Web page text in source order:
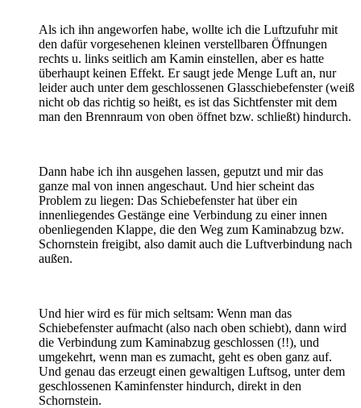
Als ich ihn angeworfen habe, wollte ich die Luftzufuhr mit
den dafür vorgesehenen kleinen verstellbaren Öffnungen
rechts u. links seitlich am Kamin einstellen, aber es hatte
überhaupt keinen Effekt. Er saugt jede Menge Luft an, nur
leider auch unter dem geschlossenen Glasschiebefenster (weiß
nicht ob das richtig so heißt, es ist das Sichtfenster mit dem
man den Brennraum von oben öffnet bzw. schließt) hindurch.
Dann habe ich ihn ausgehen lassen, geputzt und mir das
ganze mal von innen angeschaut. Und hier scheint das
Problem zu liegen: Das Schiebefenster hat über ein
innenliegendes Gestänge eine Verbindung zu einer innen
obenliegenden Klappe, die den Weg zum Kaminabzug bzw.
Schornstein freigibt, also damit auch die Luftverbindung nach
außen.
Und hier wird es für mich seltsam: Wenn man das
Schiebefenster aufmacht (also nach oben schiebt), dann wird
die Verbindung zum Kaminabzug geschlossen (!!), und
umgekehrt, wenn man es zumacht, geht es oben ganz auf.
Und genau das erzeugt einen gewaltigen Luftsog, unter dem
geschlossenen Kaminfenster hindurch, direkt in den
Schornstein.